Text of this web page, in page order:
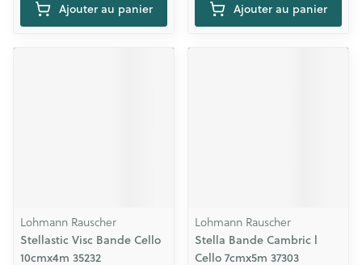
Ajouter au panier Ajouter au panier
Lohmann Rauscher
Stellastic Visc Bande Cello
10cmx4m 35232
Lohmann Rauscher
Stella Bande Cambric l
Cello 7cmx5m 37303